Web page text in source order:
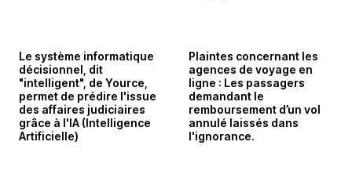
Le système informatique
décisionnel, dit
"intelligent", de Yource,
permet de prédire l'issue
des affaires judiciaires
grâce à l'IA (Intelligence
Artificielle)
Plaintes concernant les
agences de voyage en
ligne : Les passagers
demandant le
remboursement d’un vol
annulé laissés dans
l'ignorance.